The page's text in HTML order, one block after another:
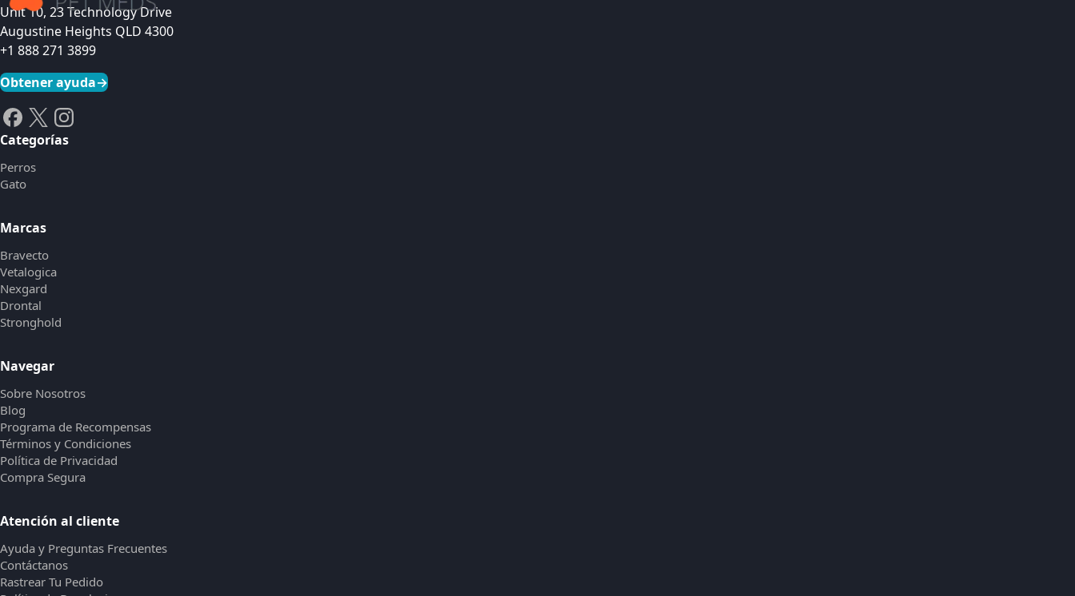
Unit 10, 23 Technology Drive
Augustine Heights QLD 4300
+1 888 271 3899
Obtener ayuda→
Categorías
Perros
Gato
Marcas
Bravecto
Vetalogica
Nexgard
Drontal
Stronghold
Navegar
Sobre Nosotros
Blog
Programa de Recompensas
Términos y Condiciones
Política de Privacidad
Compra Segura
Atención al cliente
Ayuda y Preguntas Frecuentes
Contáctanos
Rastrear Tu Pedido